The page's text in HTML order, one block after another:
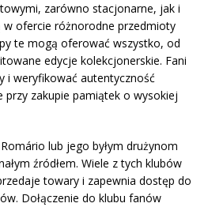
zarówno stacjonarne, jak i
ofercie różnorodne przedmioty
te mogą oferować wszystko, od
edycje kolekcjonerskie. Fani
i weryfikować autentyczność
zakupie pamiątek o wysokiej
lub jego byłym drużynom
źródłem. Wiele z tych klubów
towary i zapewnia dostęp do
Dołączenie do klubu fanów